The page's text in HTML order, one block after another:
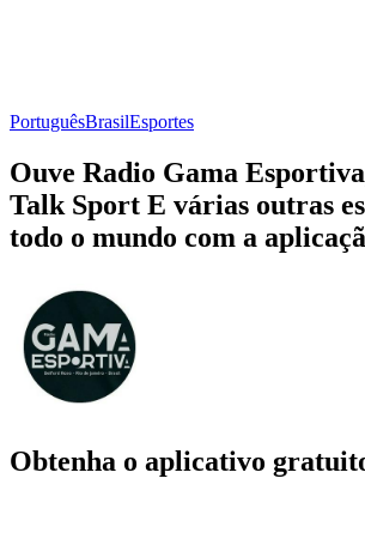
PortuguêsBrasilEsportes
Ouve Radio Gama
Talk Sport E várias outras
todo o mundo com a
Obtenha o aplicativo